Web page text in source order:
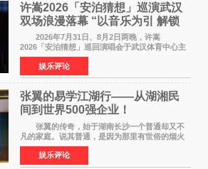
许嵩2026「安泊猜想」巡演武汉
双场浪漫落幕 “以音乐为引 解锁
江城记忆”
2026年7月31日、8月2日两晚，许嵩
2026「安泊猜想」巡回演唱会于武汉体育中心主
体育场盛大开唱。许嵩与数万歌迷在此相聚，从
浪漫惬意的舞台设计到充满诚意与惊喜的现场互
动，共同开启了一场关于
娱乐评论
张翼的易学江湖行——从湖湘民
间到世界500强企业！
张翼的传奇，始于湖南长沙一个普通却又不
凡的家庭。说其普通，是因为那里有世俗的烟火
气；说其不凡，是因为家中有一位洞悉天地玄机
的长者——他的爷爷。作为当地的风水师，爷爷
是张翼走进易学
娱乐评论